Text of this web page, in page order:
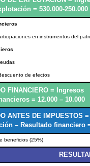
= 530.000-250.000
en instrumentos del
de efectos
FINANCIERO = Ingresos
= 12.000 – 10.000
ANTES DE IMPUESTOS
– Resultado financiero
beneficios (25%)